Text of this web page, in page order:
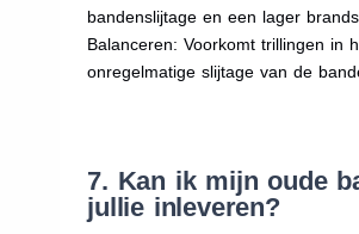
bandenslijtage en een lager
Balanceren: Voorkomt trillingen in
onregelmatige slijtage van de
7. Kan ik mijn oude
jullie inleveren?